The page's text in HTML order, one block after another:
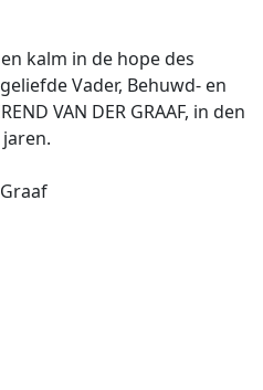
kalm in de hope des
Vader, Behuwd- en
VAN DER GRAAF, in den